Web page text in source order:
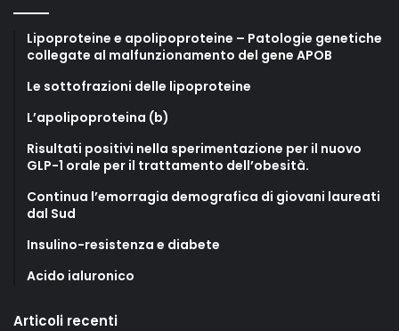
Lipoproteine e apolipoproteine – Patologie genetiche
collegate al malfunzionamento del gene APOB
Le sottofrazioni delle lipoproteine
L’apolipoproteina (b)
Risultati positivi nella sperimentazione per il nuovo
GLP-1 orale per il trattamento dell’obesità.
Continua l’emorragia demografica di giovani laureati
dal Sud
Insulino-resistenza e diabete
Acido ialuronico
Articoli recenti